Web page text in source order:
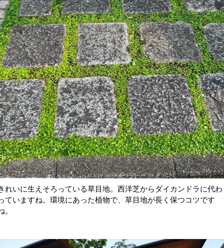
れいに生えそろっている草目地。西洋芝からダイカンドラに代わ
ていますね。環境にあった植物で、草目地が長く保つコツです
。